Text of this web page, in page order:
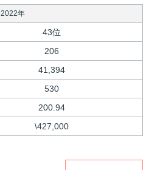
2022年
43位
206
41,394
530
200.94
\427,000